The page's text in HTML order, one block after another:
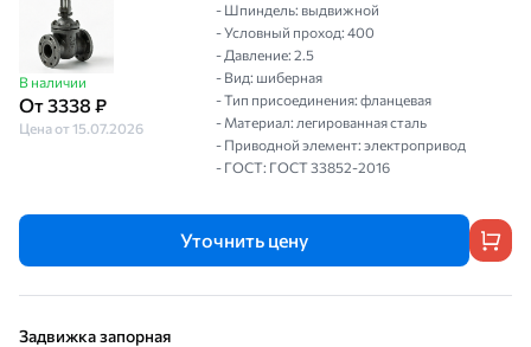
В наличии
От 3338 ₽
Цена от 15.07.2026
- Шпиндель: выдвижной
- Условный проход: 400
- Давление: 2.5
- Вид: шиберная
- Тип присоединения: фланцевая
- Материал: легированная сталь
- Приводной элемент: электропривод
- ГОСТ: ГОСТ 33852-2016
Уточнить цену
Задвижка запорная